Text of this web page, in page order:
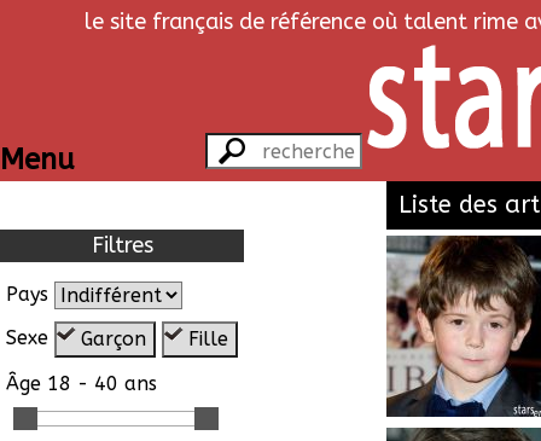
le site français de référence où talent rime
Menu
Filtres
Pays
Sexe
Garçon
Fille
Âge 18 - 40 ans
Liste des